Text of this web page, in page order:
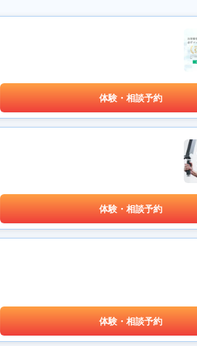
体験・相談予約
体験・相談予約
体験・相談予約